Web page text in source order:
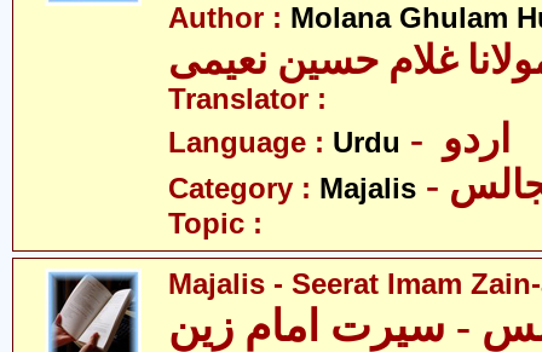
Author : Molana Ghulam
غلام حسین نعیمی
Translator :
Language : Urdu
Category : Majalis
Topic :
Majalis - Seerat Imam
- سیرت امام زین